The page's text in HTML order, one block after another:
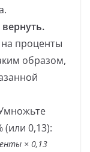
проценты
образом,
0,13):
× 0,13